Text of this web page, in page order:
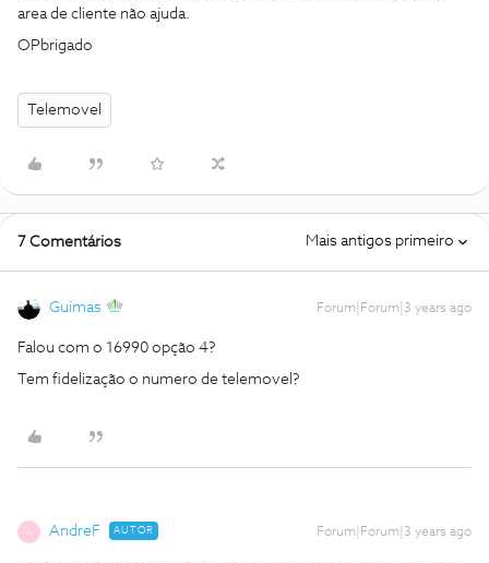
area de cliente não ajuda.
OPbrigado
Telemovel
7 Comentários Mais antigos primeiro
Guimas Forum|Forum|3 years ago
Falou com o 16990 opção 4?
Tem fidelização o numero de telemovel?
A AndreF AUTOR Forum|Forum|3 years ago